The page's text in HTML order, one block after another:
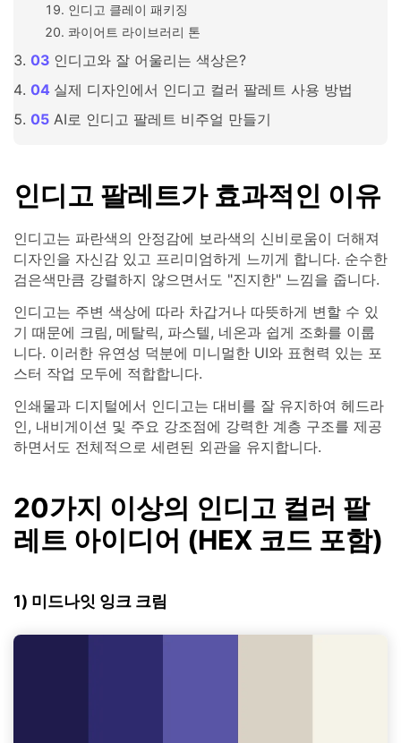
인디고 클레이 패키징
콰이어트 라이브러리 톤
인디고와 잘 어울리는 색상은?
실제 디자인에서 인디고 컬러 팔레트 사용 방법
AI로 인디고 팔레트 비주얼 만들기
인디고 팔레트가 효과적인 이유
인디고는 파란색의 안정감에 보라색의 신비로움이 더해져
디자인을 자신감 있고 프리미엄하게 느끼게 합니다. 순수한
검은색만큼 강렬하지 않으면서도 "진지한" 느낌을 줍니다.
인디고는 주변 색상에 따라 차갑거나 따뜻하게 변할 수 있
기 때문에 크림, 메탈릭, 파스텔, 네온과 쉽게 조화를 이룹
니다. 이러한 유연성 덕분에 미니멀한 UI와 표현력 있는 포
스터 작업 모두에 적합합니다.
인쇄물과 디지털에서 인디고는 대비를 잘 유지하여 헤드라
인, 내비게이션 및 주요 강조점에 강력한 계층 구조를 제공
하면서도 전체적으로 세련된 외관을 유지합니다.
20가지 이상의 인디고 컬러 팔
레트 아이디어 (HEX 코드 포함)
1) 미드나잇 잉크 크림